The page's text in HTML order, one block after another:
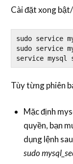
Cài đặt xong
sudo service
sudo service
service mysql
Tùy từng phiên
Mặc định
quyền, bạn
dụng lệnh
sudo